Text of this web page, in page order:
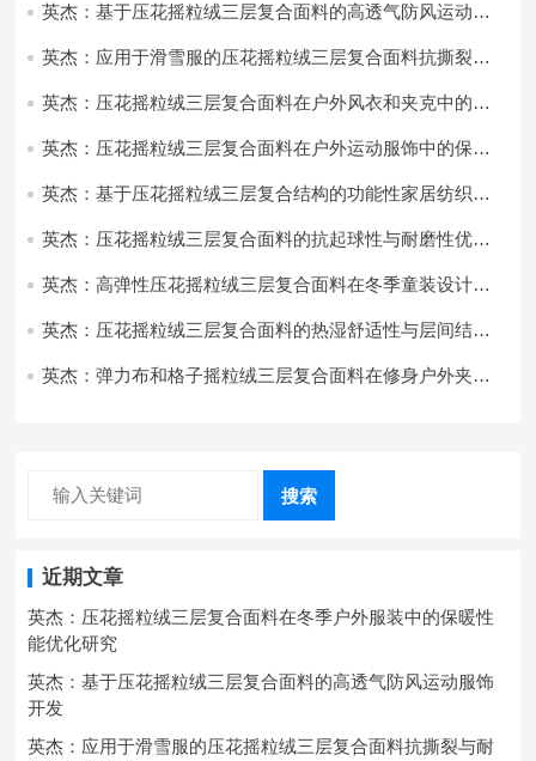
英杰：基于压花摇粒绒三层复合面料的高透气防风运动服
英杰：应用于滑雪服的压花摇粒绒三层复合面料抗撕裂与
英杰：压花摇粒绒三层复合面料在户外风衣和夹克中的应
英杰：压花摇粒绒三层复合面料在户外运动服饰中的保暖
英杰：基于压花摇粒绒三层复合结构的功能性家居纺织品
英杰：压花摇粒绒三层复合面料的抗起球性与耐磨性优化
英杰：高弹性压花摇粒绒三层复合面料在冬季童装设计中
英杰：压花摇粒绒三层复合面料的热湿舒适性与层间结合
英杰：弹力布和格子摇粒绒三层复合面料在修身户外夹克
搜索
近期文章
英杰：压花摇粒绒三层复合面料在冬季户外服装中的保暖性
能优化研究
英杰：基于压花摇粒绒三层复合面料的高透气防风运动服饰
开发
英杰：应用于滑雪服的压花摇粒绒三层复合面料抗撕裂与耐